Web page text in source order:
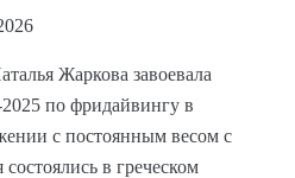
Жаркова завоевала
по фридайвингу в
с постоянным весом с
в греческом